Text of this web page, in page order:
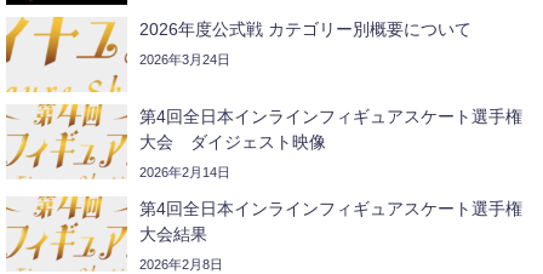
2026年度公式戦 カテゴリー別概要について
2026年3月24日
第4回全日本インラインフィギュアスケート選手権
大会 ダイジェスト映像
2026年2月14日
第4回全日本インラインフィギュアスケート選手権
大会結果
2026年2月8日